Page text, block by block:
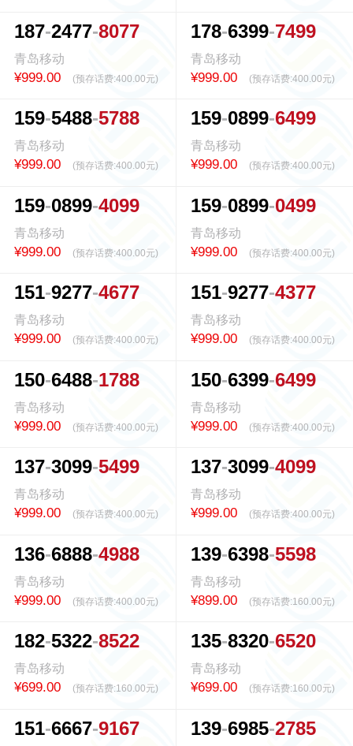
187 2477 8077
青岛移动
¥999.00 (预存话费:400.00元)
178 6399 7499
青岛移动
¥999.00 (预存话费:400.00元)
159 5488 5788
青岛移动
¥999.00 (预存话费:400.00元)
159 0899 6499
青岛移动
¥999.00 (预存话费:400.00元)
159 0899 4099
青岛移动
¥999.00 (预存话费:400.00元)
159 0899 0499
青岛移动
¥999.00 (预存话费:400.00元)
151 9277 4677
青岛移动
¥999.00 (预存话费:400.00元)
151 9277 4377
青岛移动
¥999.00 (预存话费:400.00元)
150 6488 1788
青岛移动
¥999.00 (预存话费:400.00元)
150 6399 6499
青岛移动
¥999.00 (预存话费:400.00元)
137 3099 5499
青岛移动
¥999.00 (预存话费:400.00元)
137 3099 4099
青岛移动
¥999.00 (预存话费:400.00元)
136 6888 4988
青岛移动
¥999.00 (预存话费:400.00元)
139 6398 5598
青岛移动
¥899.00 (预存话费:160.00元)
182 5322 8522
青岛移动
¥699.00 (预存话费:160.00元)
135 8320 6520
青岛移动
¥699.00 (预存话费:160.00元)
151 6667 9167 139 6985 2785